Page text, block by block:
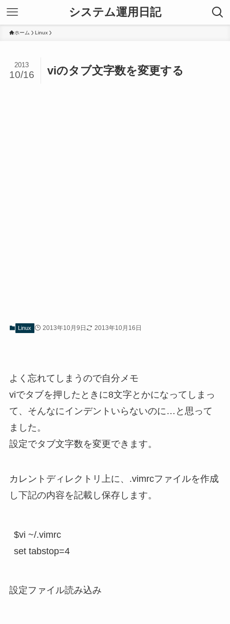
システム運用日記
ホーム Linux
viのタブ文字数を変更する
2013
10/16
Linux 2013年10月9日 2013年10月16日
よく忘れてしまうので自分メモ
viでタブを押したときに8文字とかになってしまっ
て、そんなにインデントいらないのに…と思って
ました。
設定でタブ文字数を変更できます。
カレントディレクトリ上に、.vimrcファイルを作成
し下記の内容を記載し保存します。
$vi ~/.vimrc
set tabstop=4
設定ファイル読み込み